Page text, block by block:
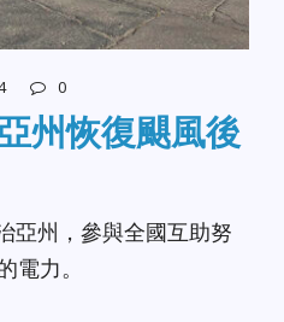
0
州恢復颶風後
亞州，參與全國互助努
電力。